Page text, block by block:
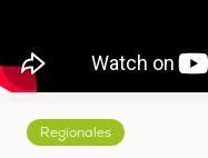
Regionales